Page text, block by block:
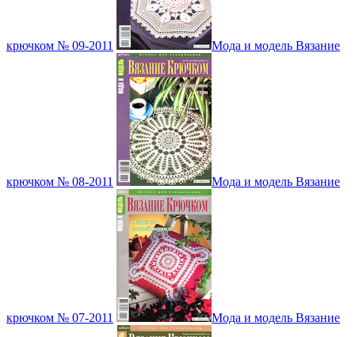
крючком № 09-2011 Мода и модель Вязание
крючком № 08-2011 Мода и модель Вязание
крючком № 07-2011 Мода и модель Вязание